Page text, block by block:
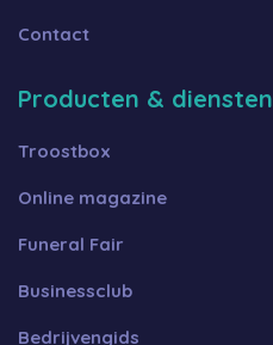
Contact
Producten & diensten
Troostbox
Online magazine
Funeral Fair
Businessclub
Bedrijvengids